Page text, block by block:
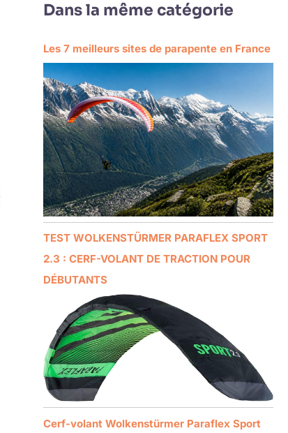
Dans la même catégorie
Les 7 meilleurs sites de parapente en France
TEST WOLKENSTÜRMER PARAFLEX SPORT
2.3 : CERF-VOLANT DE TRACTION POUR
DÉBUTANTS
Cerf-volant Wolkenstürmer Paraflex Sport